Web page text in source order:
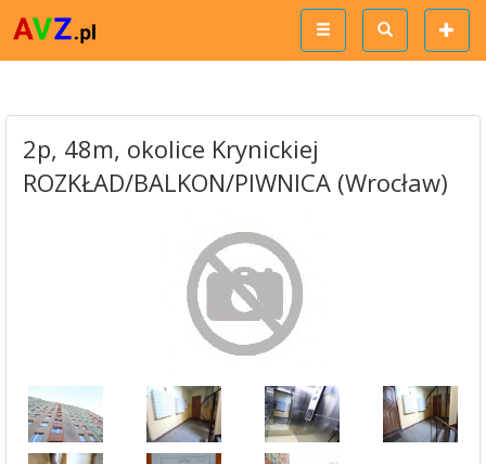
2p, 48m, okolice Krynickiej
ROZKŁAD/BALKON/PIWNICA (Wrocław)